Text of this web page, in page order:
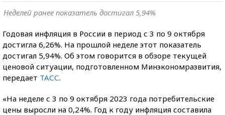
Неделей ранее показатель достигал 5,94%
Годовая инфляция в России в период с 3 по 9 октября
достигла 6,26%. На прошлой неделе этот показатель
достигал 5,94%. Об этом говорится в обзоре текущей
ценовой ситуации, подготовленном Минэкономразвития,
передает ТАСС.
«На неделе с 3 по 9 октября 2023 года потребительские
цены выросли на 0,24%. Год к году инфляция составила